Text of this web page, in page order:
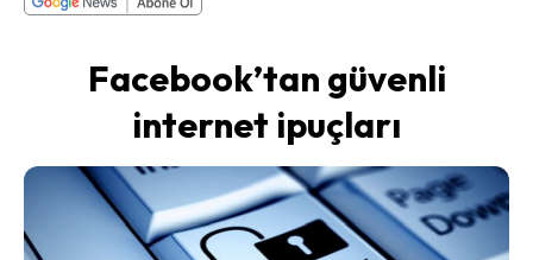
Facebook’tan güvenli
internet ipuçları